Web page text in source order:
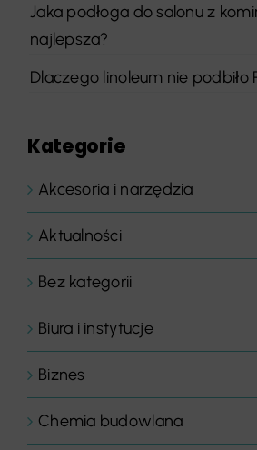
Jaka podłoga do salonu z
najlepsza?
Dlaczego linoleum nie podbiło
Kategorie
Akcesoria i narzędzia
Aktualności
Bez kategorii
Biura i instytucje
Biznes
Chemia budowlana